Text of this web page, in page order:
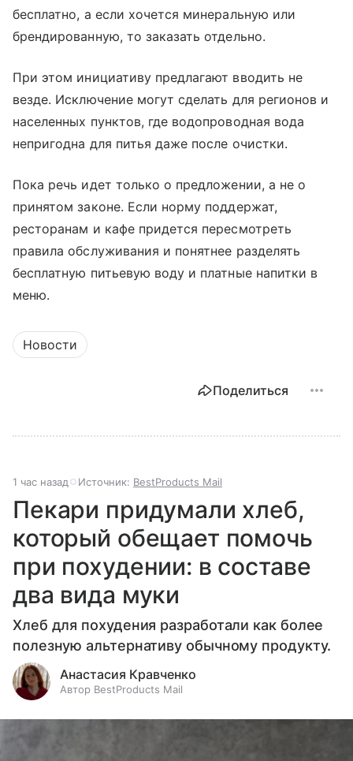
бесплатно, а если хочется минеральную или
брендированную, то заказать отдельно.
При этом инициативу предлагают вводить не
везде. Исключение могут сделать для регионов и
населенных пунктов, где водопроводная вода
непригодна для питья даже после очистки.
Пока речь идет только о предложении, а не о
принятом законе. Если норму поддержат,
ресторанам и кафе придется пересмотреть
правила обслуживания и понятнее разделять
бесплатную питьевую воду и платные напитки в
меню.
Новости
Поделиться
1 час назад Источник: BestProducts Mail
Пекари придумали хлеб,
который обещает помочь
при похудении: в составе
два вида муки
Хлеб для похудения разработали как более
полезную альтернативу обычному продукту.
Анастасия Кравченко
Автор BestProducts Mail